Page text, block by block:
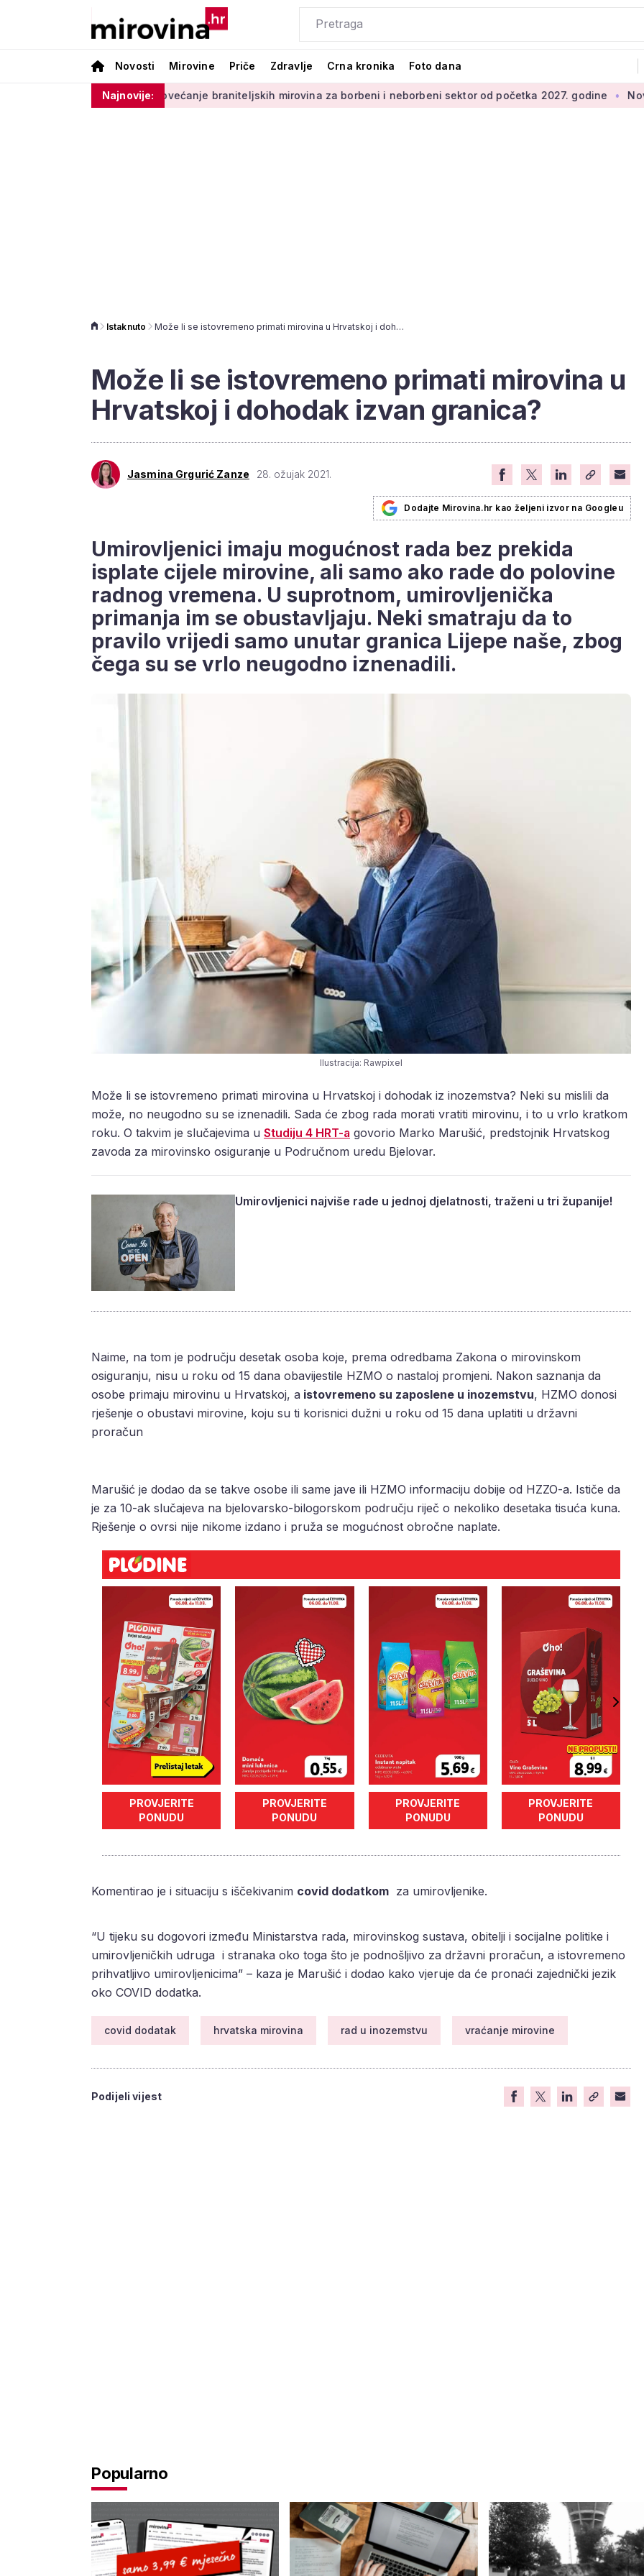
Novosti Mirovine Priče Zdravlje Crna kronika Foto dana
Najnovije:
Povećanje braniteljskih mirovina za borbeni i neborbeni sektor od početka 2027. godine Novi projekt za
Istaknuto Može li se istovremeno primati mirovina u Hrvatskoj i dohodak izvan granica?
Može li se istovremeno primati mirovina u
Hrvatskoj i dohodak izvan granica?
Jasmina Grgurić Zanze 28. ožujak 2021.
Dodajte Mirovina.hr kao željeni izvor na Googleu
Umirovljenici imaju mogućnost rada bez prekida
isplate cijele mirovine, ali samo ako rade do polovine
radnog vremena. U suprotnom, umirovljenička
primanja im se obustavljaju. Neki smatraju da to
pravilo vrijedi samo unutar granica Lijepe naše, zbog
čega su se vrlo neugodno iznenadili.
Ilustracija: Rawpixel
Može li se istovremeno primati mirovina u Hrvatskoj i dohodak iz inozemstva? Neki su mislili da
može, no neugodno su se iznenadili. Sada će zbog rada morati vratiti mirovinu, i to u vrlo kratkom
roku. O takvim je slučajevima u Studiju 4 HRT-a govorio Marko Marušić, predstojnik Hrvatskog
zavoda za mirovinsko osiguranje u Područnom uredu Bjelovar.
Umirovljenici najviše rade u jednoj djelatnosti, traženi u tri županije!
Naime, na tom je području desetak osoba koje, prema odredbama Zakona o mirovinskom
osiguranju, nisu u roku od 15 dana obavijestile HZMO o nastaloj promjeni. Nakon saznanja da
osobe primaju mirovinu u Hrvatskoj, a istovremeno su zaposlene u inozemstvu, HZMO donosi
rješenje o obustavi mirovine, koju su ti korisnici dužni u roku od 15 dana uplatiti u državni
proračun
Marušić je dodao da se takve osobe ili same jave ili HZMO informaciju dobije od HZZO-a. Ističe da
je za 10-ak slučajeva na bjelovarsko-bilogorskom području riječ o nekoliko desetaka tisuća kuna.
Rješenje o ovrsi nije nikome izdano i pruža se mogućnost obročne naplate.
PROVJERITE
PONUDU
PROVJERITE
PONUDU
PROVJERITE
PONUDU
PROVJERITE
PONUDU
Komentirao je i situaciju s iščekivanim covid dodatkom za umirovljenike.
“U tijeku su dogovori između Ministarstva rada, mirovinskog sustava, obitelji i socijalne politike i
umirovljeničkih udruga i stranaka oko toga što je podnošljivo za državni proračun, a istovremeno
prihvatljivo umirovljenicima” – kaza je Marušić i dodao kako vjeruje da će pronaći zajednički jezik
oko COVID dodatka.
covid dodatak hrvatska mirovina rad u inozemstvu vraćanje mirovine
Podijeli vijest
Popularno